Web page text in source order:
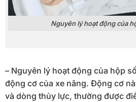
Nguyên lý hoạt động của
– Nguyên lý hoạt động của hộp
động cơ của xe nâng. Động cơ
và dòng thủy lực, thường được